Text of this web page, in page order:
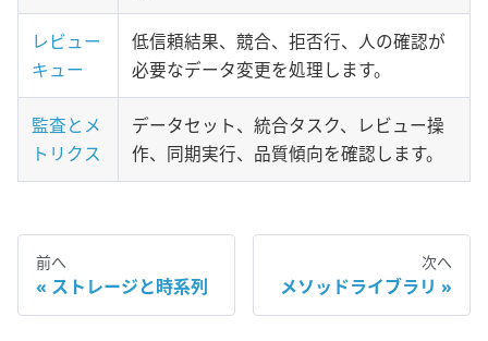
レビュー
キュー
低信頼結果、競合、拒否行、人の確認が
必要なデータ変更を処理します。
監査とメ
トリクス
データセット、統合タスク、レビュー操
作、同期実行、品質傾向を確認します。
前へ
ストレージと時系列
次へ
メソッドライブラリ